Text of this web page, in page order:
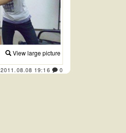
View large picture
2011.08.08 19:16 0